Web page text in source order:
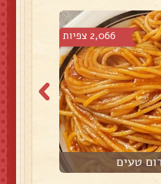
2,066 צפיות
טעים